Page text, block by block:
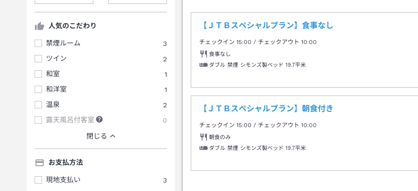
人気のこだわり
禁煙ルーム
3
ツイン
2
和室
1
和洋室
1
温泉
2
露天風呂付客室
0
閉じる
お支払方法
現地支払い
3
【ＪＴＢスペシャルプラン】食事なし
チェックイン15:00 / チェックアウト 10:00
食事なし
ダブル 禁煙 シモンズ製ベッド 19.7平米
【ＪＴＢスペシャルプラン】朝食付き
チェックイン15:00 / チェックアウト 10:00
朝食のみ
ダブル 禁煙 シモンズ製ベッド 19.7平米